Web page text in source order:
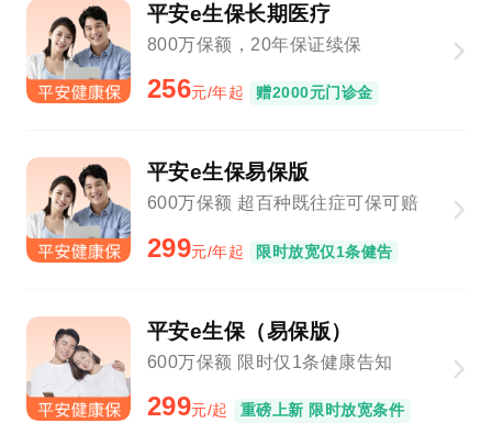
平安e生保长期医疗
800万保额，20年保证续保
256元/年起 赠2000元门诊金
平安e生保易保版
600万保额 超百种既往症可保可赔
299元/年起 限时放宽仅1条健告
平安e生保（易保版）
600万保额 限时仅1条健康告知
299元/起 重磅上新 限时放宽条件